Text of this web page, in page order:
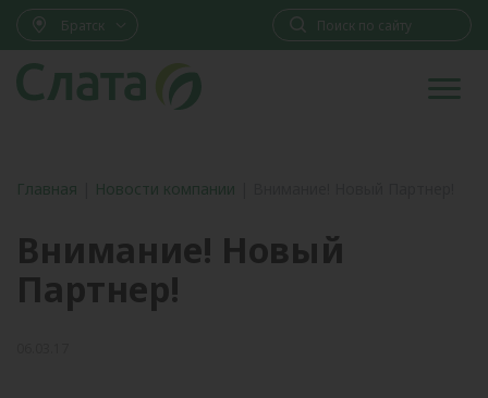
Братск
Главная Новости компании
Внимание! Новый
Партнер!